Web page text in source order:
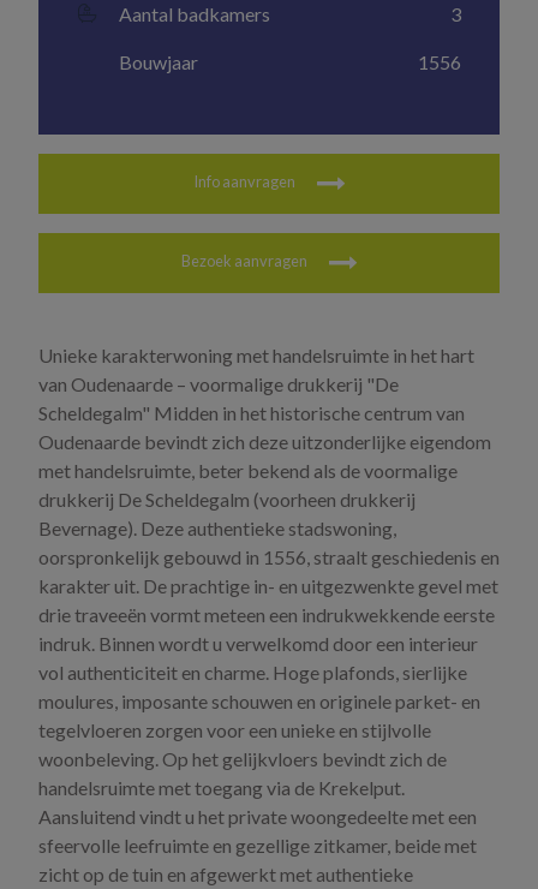
Aantal badkamers 3
Bouwjaar 1556
Info aanvragen
Bezoek aanvragen
Unieke karakterwoning met handelsruimte in het hart
van Oudenaarde – voormalige drukkerij "De
Scheldegalm" Midden in het historische centrum van
Oudenaarde bevindt zich deze uitzonderlijke eigendom
met handelsruimte, beter bekend als de voormalige
drukkerij De Scheldegalm (voorheen drukkerij
Bevernage). Deze authentieke stadswoning,
oorspronkelijk gebouwd in 1556, straalt geschiedenis en
karakter uit. De prachtige in- en uitgezwenkte gevel met
drie traveeën vormt meteen een indrukwekkende eerste
indruk. Binnen wordt u verwelkomd door een interieur
vol authenticiteit en charme. Hoge plafonds, sierlijke
moulures, imposante schouwen en originele parket- en
tegelvloeren zorgen voor een unieke en stijlvolle
woonbeleving. Op het gelijkvloers bevindt zich de
handelsruimte met toegang via de Krekelput.
Aansluitend vindt u het private woongedeelte met een
sfeervolle leefruimte en gezellige zitkamer, beide met
zicht op de tuin en afgewerkt met authentieke